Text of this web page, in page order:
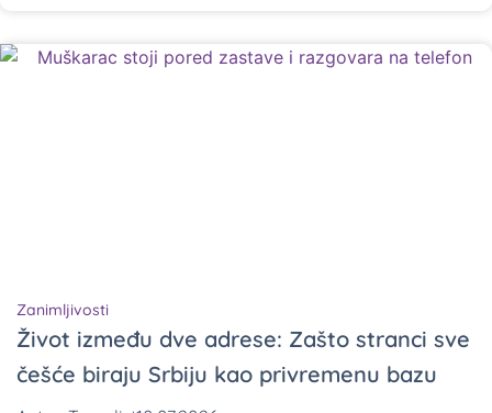
Zanimljivosti
Život između dve adrese: Zašto stranci sve
češće biraju Srbiju kao privremenu bazu